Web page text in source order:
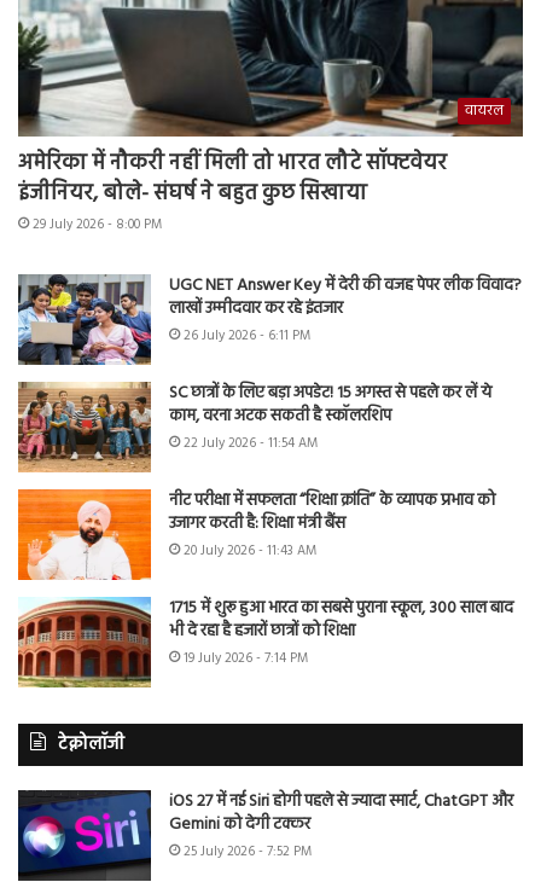
वायरल
अमेरिका में नौकरी नहीं मिली तो भारत लौटे सॉफ्टवेयर
इंजीनियर, बोले- संघर्ष ने बहुत कुछ सिखाया
29 July 2026 - 8:00 PM
UGC NET Answer Key में देरी की वजह पेपर लीक विवाद?
लाखों उम्मीदवार कर रहे इंतजार
26 July 2026 - 6:11 PM
SC छात्रों के लिए बड़ा अपडेट! 15 अगस्त से पहले कर लें ये
काम, वरना अटक सकती है स्कॉलरशिप
22 July 2026 - 11:54 AM
नीट परीक्षा में सफलता “शिक्षा क्रांति” के व्यापक प्रभाव को
उजागर करती है: शिक्षा मंत्री बैंस
20 July 2026 - 11:43 AM
1715 में शुरू हुआ भारत का सबसे पुराना स्कूल, 300 साल बाद
भी दे रहा है हजारों छात्रों को शिक्षा
19 July 2026 - 7:14 PM
टेक्नोलॉजी
iOS 27 में नई Siri होगी पहले से ज्यादा स्मार्ट, ChatGPT और
Gemini को देगी टक्कर
25 July 2026 - 7:52 PM